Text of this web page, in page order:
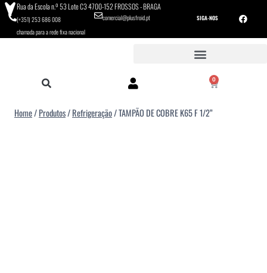
Rua da Escola n.º 53 Lote C3 4700-152 FROSSOS - BRAGA
(+351) 253 686 008
chamada para a rede fixa nacional
comercial@plusfroid.pt SIGA-NOS
0
Home/Produtos/Refrigeração/TAMPÃO DE COBRE K65 F 1/2”